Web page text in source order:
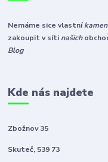
Nemáme sice vlastní
zakoupit v síti našich
Blog
Kde nás najdete
Zbožnov 35
Skuteč, 539 73